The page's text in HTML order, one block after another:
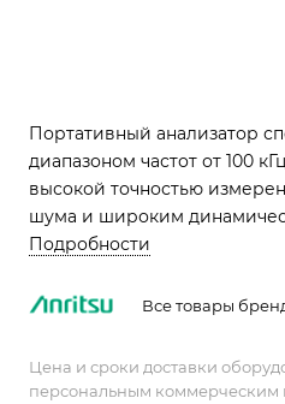
Портативный анализатор
диапазоном частот от 100
высокой точностью
шума и широким
Идеален для полевых работ,
Подробности
Все товары
Цена и сроки доставки
персональным коммерческим